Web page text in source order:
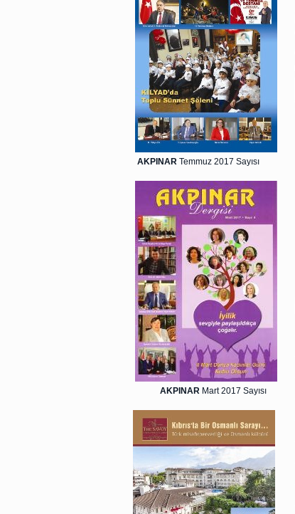
AKPINAR Temmuz 2017 Sayısı
AKPINAR Mart 2017 Sayısı